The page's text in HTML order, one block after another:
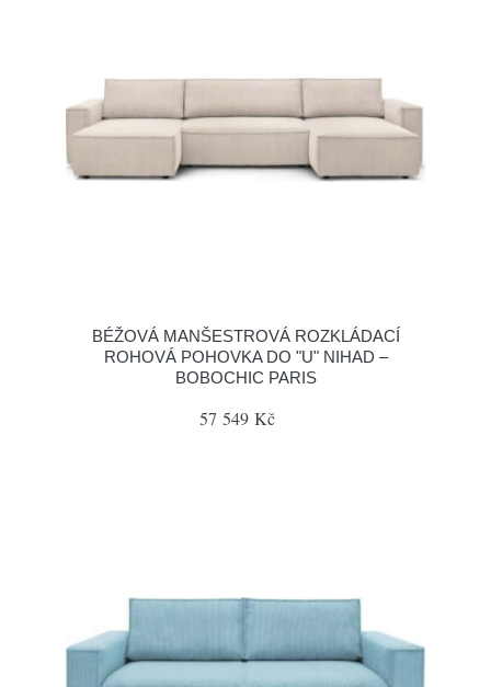
BÉŽOVÁ MANŠESTROVÁ ROZKLÁDACÍ
ROHOVÁ POHOVKA DO "U" NIHAD –
BOBOCHIC PARIS
57 549 Kč